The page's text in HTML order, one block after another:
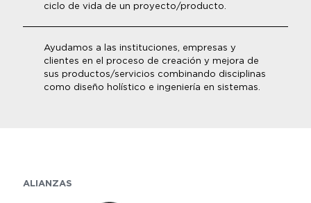
ciclo de vida de un proyecto/producto.
Ayudamos a las instituciones, empresas y
clientes en el proceso de creación y mejora de
sus productos/servicios combinando disciplinas
como diseño holístico e ingeniería en sistemas.
ALIANZAS